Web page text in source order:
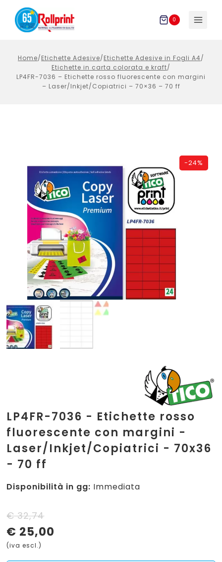
Salta
contenuto
0
Home/Etichette Adesive/Etichette Adesive in Fogli A4/
Etichette in carta colorata e kraft/
LP4FR-7036 – Etichette rosso fluorescente con margini
– Laser/Inkjet/Copiatrici – 70×36 – 70 ff
-24%
LP4FR-7036 - Etichette rosso
fluorescente con margini -
Laser/Inkjet/Copiatrici - 70x36
- 70 ff
Disponibilità in gg: Immediata
€32,74
Il
prezzo
originale
€ 25,00
Il
prezzo
attuale
(iva escl.)